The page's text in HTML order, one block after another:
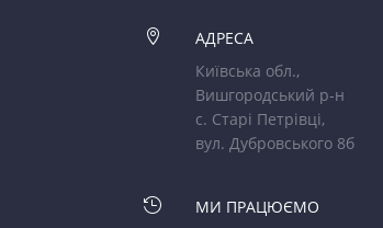

АДРЕСА
Київська обл.,
Вишгородський р-н
с. Старі Петрівці,
вул. Дубровського 8б

МИ ПРАЦЮЄМО